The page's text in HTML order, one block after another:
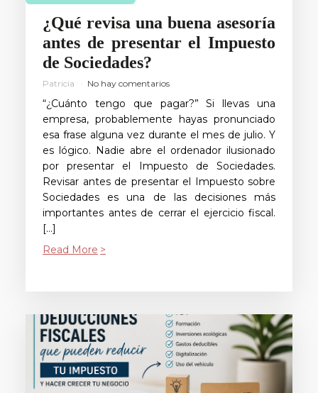
¿Qué revisa una buena asesoría
antes de presentar el Impuesto
de Sociedades?
Patricia No hay comentarios
“¿Cuánto tengo que pagar?” Si llevas una
empresa, probablemente hayas pronunciado
esa frase alguna vez durante el mes de julio. Y
es lógico. Nadie abre el ordenador ilusionado
por presentar el Impuesto de Sociedades.
Revisar antes de presentar el Impuesto sobre
Sociedades es una de las decisiones más
importantes antes de cerrar el ejercicio fiscal.
[…]
Read More